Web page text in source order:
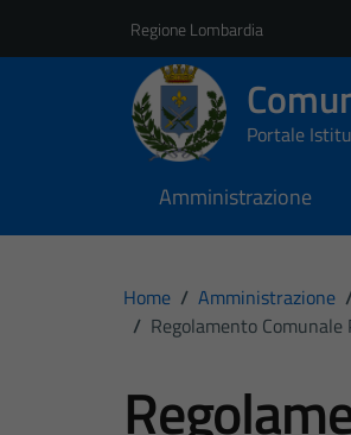
Regione Lombardia
Portale
Amministrazione
Home / Amministrazione
/ Regolamento